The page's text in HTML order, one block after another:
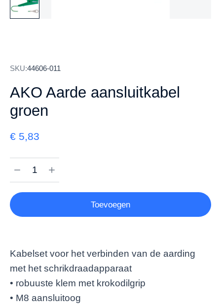
SKU:44606-011
AKO Aarde aansluitkabel
groen
€ 5,83
Toevoegen
Kabelset voor het verbinden van de aarding
met het schrikdraadapparaat
• robuuste klem met krokodilgrip
• M8 aansluitoog